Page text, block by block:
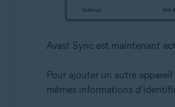
Avast Sync est maintenant
Pour ajouter un autre
mêmes informations